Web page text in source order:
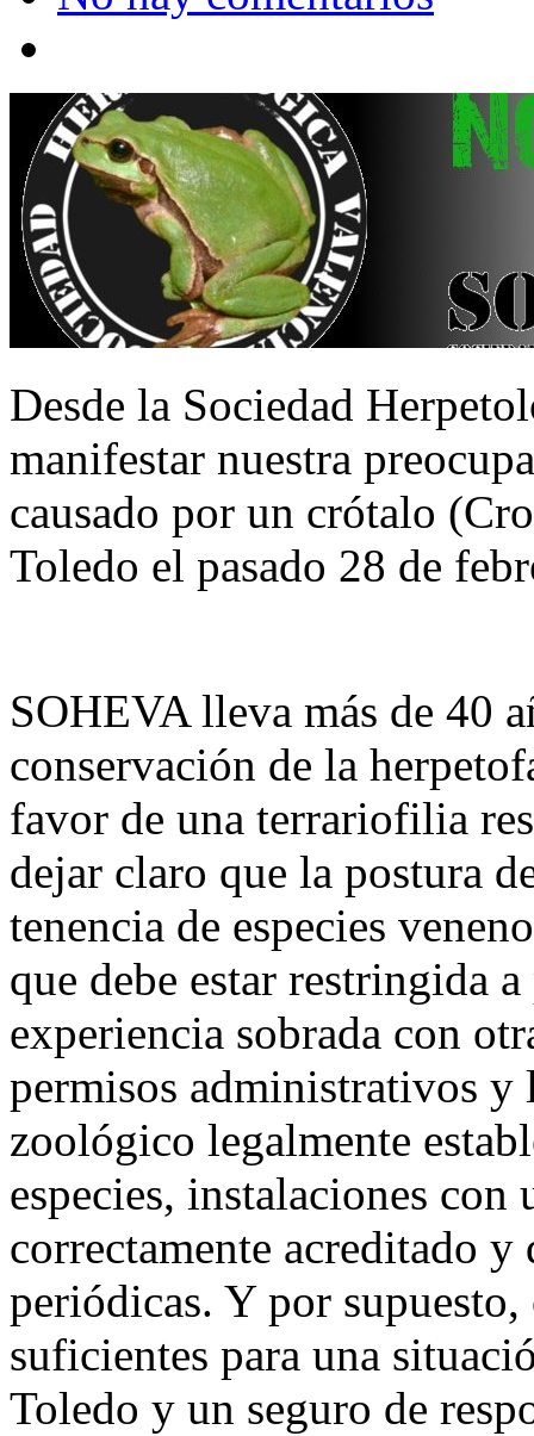
Desde la Sociedad
manifestar nuestra
causado por un crótalo
Toledo el pasado 28 de
SOHEVA lleva más de 40
conservación de la
favor de una terrariofilia
dejar claro que la postura
tenencia de especies
que debe estar restringida
experiencia sobrada con
permisos administrativos y
zoológico legalmente
especies, instalaciones
correctamente acreditado y
periódicas. Y por
suficientes para una
Toledo y un seguro de